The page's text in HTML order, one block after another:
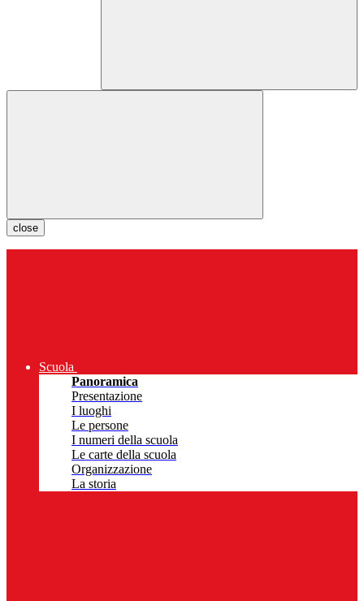
close
Scuola
Panoramica
Presentazione
I luoghi
Le persone
I numeri della scuola
Le carte della scuola
Organizzazione
La storia